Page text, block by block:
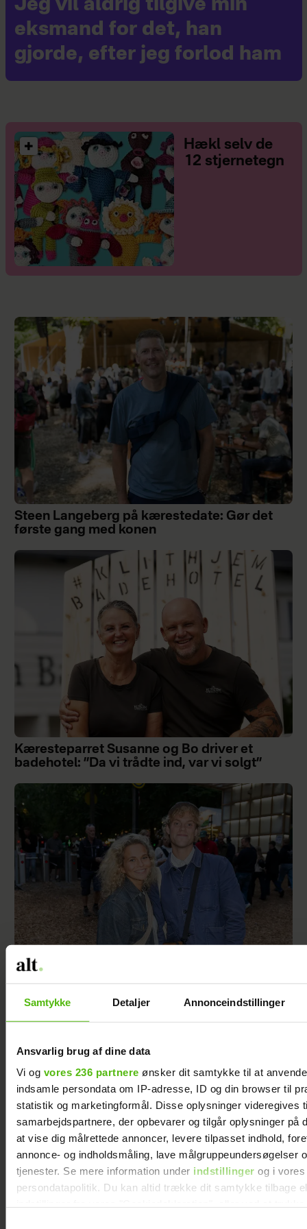
Samtykke Detaljer Annonceindstillinger
Ansvarlig brug af dine data
Vi og vores 236 partnere ønsker dit samtykke til at
indsamle persondata om IP-adresse, ID og din browser til
statistik og marketingformål. Disse oplysninger videregives
samarbejdspartnere, der opbevarer og tilgår oplysninger på
at vise dig målrettede annoncer, levere tilpasset indhold,
annonce- og indholdsmåling, lave målgruppeundersøgelser
tjenester. Se mere information under indstillinger og i vores
persondatapolitik. Du kan altid trække dit samtykke tilbage
Jeg vil aldrig tilgive min
eksmand for det, han
gjorde, efter jeg forlod ham
Hækl selv de
12 stjernetegn
Steen Langeberg på kærestedate: Gør det
første gang med konen
Kæresteparret Susanne og Bo driver et
badehotel: ”Da vi trådte ind, var vi solgt”
Forelsket Hjalmer med kæresten på
Smukfest: Vi er lykkelige